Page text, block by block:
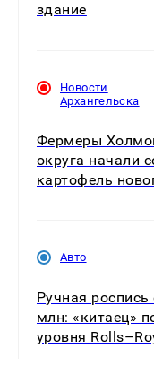
здание
Новости
Архангельска
Фермеры
округа начали
картофель
Авто
Ручная роспись
млн: «китаец»
уровня